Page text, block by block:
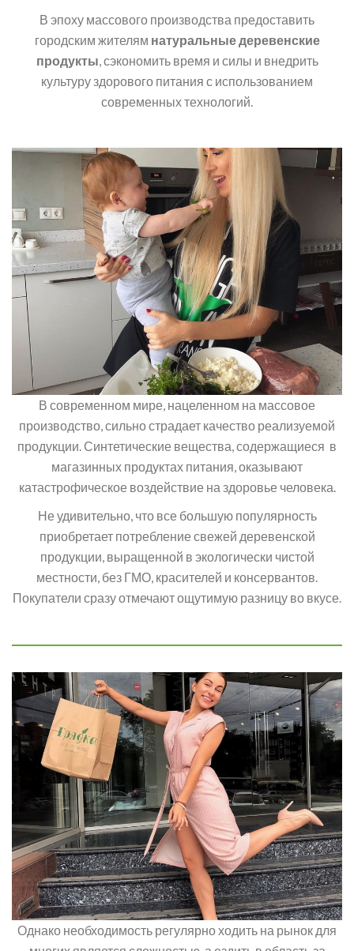
В эпоху массового производства предоставить
городским жителям натуральные деревенские
продукты , сэкономить время и силы и внедрить
культуру здорового питания с использованием
современных технологий.
В современном мире, нацеленном на массовое
производство, сильно страдает качество реализуемой
продукции. Синтетические вещества, содержащиеся в
магазинных продуктах питания, оказывают
катастрофическое воздействие на здоровье человека.
Не удивительно, что все большую популярность
приобретает потребление свежей деревенской
продукции, выращенной в экологически чистой
местности, без ГМО, красителей и консервантов.
Покупатели сразу отмечают ощутимую разницу во вкусе.
Однако необходимость регулярно ходить на рынок для